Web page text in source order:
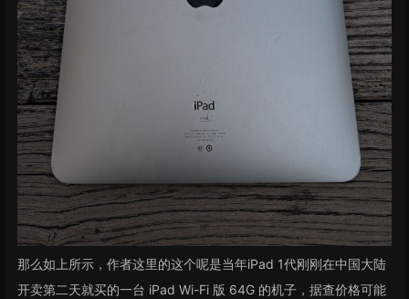
那么如上所示，作者这里的这个呢是当年iPad 1代刚刚在中国大陆
开卖第二天就买的一台 iPad Wi-Fi 版 64G 的机子，据查价格可能